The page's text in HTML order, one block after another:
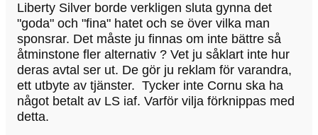
Liberty Silver borde verkligen sluta gynna det
"goda" och "fina" hatet och se över vilka man
sponsrar. Det måste ju finnas om inte bättre så
åtminstone fler alternativ ? Vet ju såklart inte hur
deras avtal ser ut. De gör ju reklam för varandra,
ett utbyte av tjänster. Tycker inte Cornu ska ha
något betalt av LS iaf. Varför vilja förknippas med
detta.